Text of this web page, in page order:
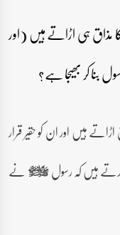
مذاق ہی اڑاتے ہیں (اور
کر بھیجا ہے؟
ہیں اور ان کو حقیر قرار
ہیں کہ رسولصلى‌الله‌عليه‌وآله‌وسلم نے